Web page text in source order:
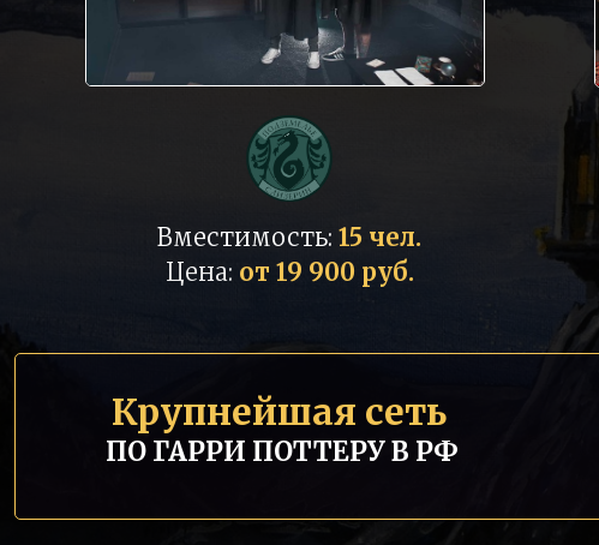
Вместимость: 15 чел.
Цена: от 19 900 руб.
ПО ГАРРИ ПОТТЕРУ В РФ
Крупнейшая сеть